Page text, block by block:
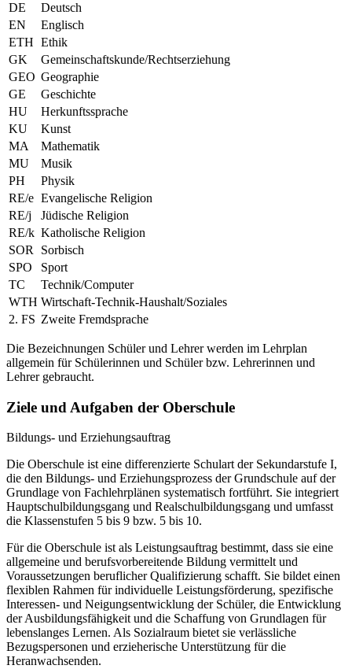
DE
Deutsch
EN
Englisch
ETH Ethik
GK
Gemeinschaftskunde/Rechtserziehung
GEO Geographie
GE
Geschichte
HU
Herkunftssprache
KU
Kunst
MA
Mathematik
MU
Musik
PH
Physik
RE/e Evangelische Religion
RE/j
Jüdische Religion
RE/k Katholische Religion
SOR
Sorbisch
SPO
Sport
TC
Technik/Computer
WTH Wirtschaft-Technik-Haushalt/Soziales
2. FS Zweite Fremdsprache
Die Bezeichnungen Schüler und Lehrer werden im Lehrplan
allgemein für Schülerinnen und Schüler bzw. Lehrerinnen und
Lehrer gebraucht.
Ziele und Aufgaben der Oberschule
Bildungs- und Erziehungsauftrag
Die Oberschule ist eine differenzierte Schulart der Sekundarstufe I,
die den Bildungs- und Erziehungsprozess der Grundschule auf der
Grundlage von Fachlehrplänen systematisch fortführt. Sie integriert
Hauptschulbildungsgang und Realschulbildungsgang und umfasst
die Klassenstufen 5 bis 9 bzw. 5 bis 10.
Für die Oberschule ist als Leistungsauftrag bestimmt, dass sie eine
allgemeine und berufsvorbereitende Bildung vermittelt und
Voraussetzungen beruflicher Qualifizierung schafft. Sie bildet einen
flexiblen Rahmen für individuelle Leistungsförderung, spezifische
Interessen- und Neigungsentwicklung der Schüler, die Entwicklung
der Ausbildungsfähigkeit und die Schaffung von Grundlagen für
lebenslanges Lernen. Als Sozialraum bietet sie verlässliche
Bezugspersonen und erzieherische Unterstützung für die
Heranwachsenden.